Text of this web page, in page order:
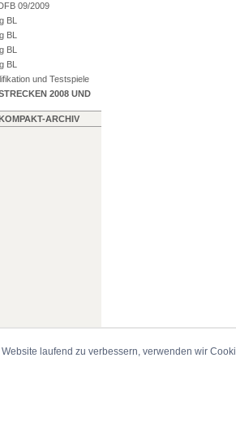
09/2009
BL
BL
BL
BL
und Testspiele
2008 UND
ARCHIV
laufend zu verbessern, verwenden wir